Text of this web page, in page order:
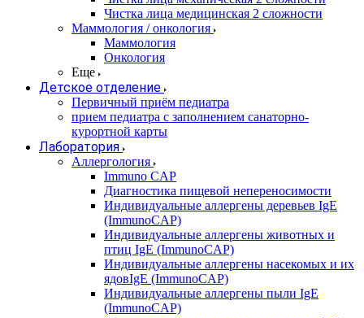
Чистка лица медицинская 2 сложности
Маммология / онкология
Маммология
Онкология
Еще
Детское отделение
Первичный приём педиатра
прием педиатра с заполнением санаторно-
курортной карты
Лаборатория
Аллергология
Immuno CAP
Диагностика пищевой непереносимости
Индивидуальные аллергены деревьев IgE
(ImmunoCAP)
Индивидуальные аллергены животных и
птиц IgE (ImmunoCAP)
Индивидуальные аллергены насекомых и их
ядовIgE (ImmunoCAP)
Индивидуальные аллергены пыли IgE
(ImmunoCAP)